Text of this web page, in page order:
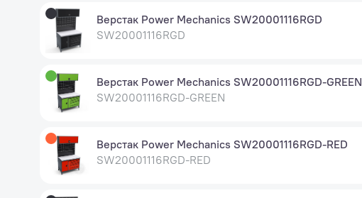
Верстак Power Mechanics SW20001116RGD
SW20001116RGD
Верстак Power Mechanics SW20001116RGD-GREEN
SW20001116RGD-GREEN
Верстак Power Mechanics SW20001116RGD-RED
SW20001116RGD-RED